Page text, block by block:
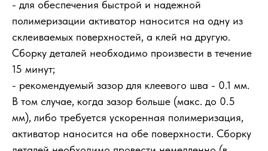
- для обеспечения быстрой и надежной
полимеризации активатор наносится на одну из
склеиваемых поверхностей, а клей на другую.
Сборку деталей необходимо произвести в течение
15 минут;
- рекомендуемый зазор для клеевого шва - 0.1 мм.
В том случае, когда зазор больше (макс. до 0.5
мм), либо требуется ускоренная полимеризация,
активатор наносится на обе поверхности. Сборку